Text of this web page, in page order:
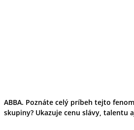
ABBA. Poznáte celý príbeh tejto
skupiny? Ukazuje cenu slávy, talentu